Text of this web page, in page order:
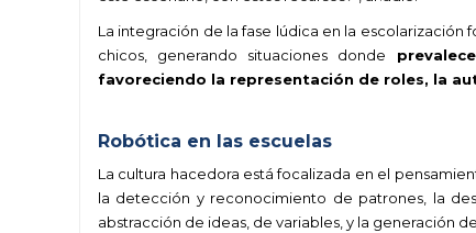
La integración de la fase lúdica en la
chicos, generando situaciones donde
favoreciendo la representación de roles, la
Robótica en las escuelas
La cultura hacedora está focalizada en el
la detección y reconocimiento de patrones, la
abstracción de ideas, de variables, y la generación